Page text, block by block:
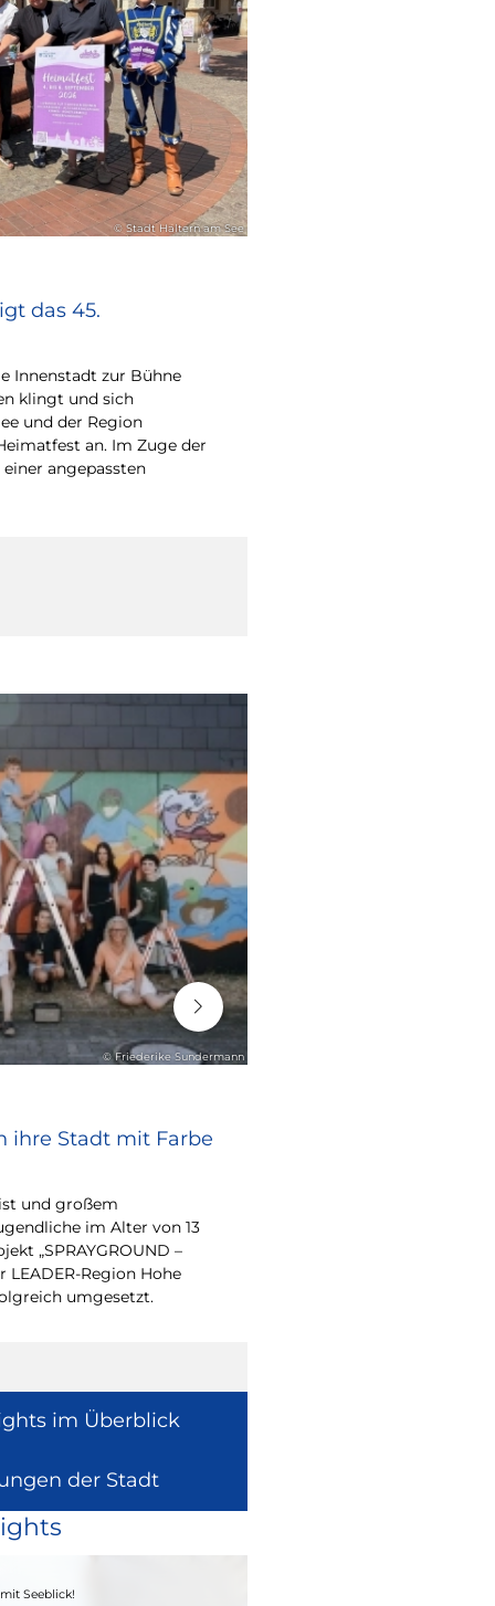
© Stadt Haltern am See
das 45.
Innenstadt zur Bühne
klingt und sich
und der Region
an. Im Zuge der
angepassten
© Friederike Sundermann
ihre Stadt mit Farbe
und großem
im Alter von 13
„SPRAYGROUND –
Region Hohe
umgesetzt.
im Überblick
der Stadt
Seeblick!